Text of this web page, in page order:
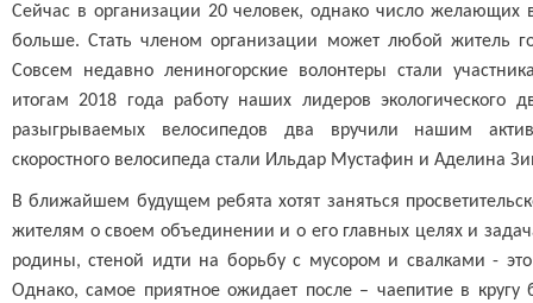
Сейчас в организации 20 человек, однако число желающих
больше. Стать членом организации может любой житель
Совсем недавно лениногорские волонтеры стали
итогам 2018 года работу наших лидеров экологического
разыгрываемых велосипедов два вручили нашим
скоростного велосипеда стали Ильдар Мустафин и Аделина
В ближайшем будущем ребята хотят заняться
жителям о своем объединении и о его главных целях и
родины, стеной идти на борьбу с мусором и свалками -
Однако, самое приятное ожидает после – чаепитие в